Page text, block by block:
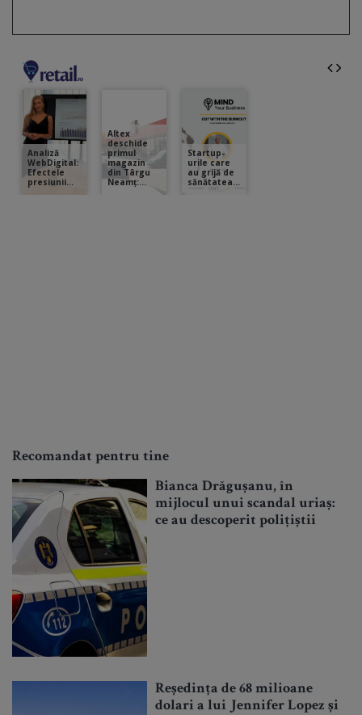
Recomandat pentru tine
Bianca Drăgușanu, în
mijlocul unui scandal uriaș:
ce au descoperit polițiștii
Reședința de 68 milioane
dolari a lui Jennifer Lopez și